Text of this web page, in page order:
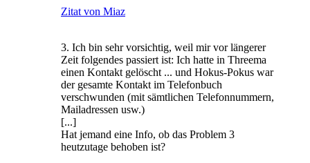
Zitat von Miaz
3. Ich bin sehr vorsichtig, weil mir vor längerer
Zeit folgendes passiert ist: Ich hatte in Threema
einen Kontakt gelöscht ... und Hokus-Pokus war
der gesamte Kontakt im Telefonbuch
verschwunden (mit sämtlichen Telefonnummern,
Mailadressen usw.)
[...]
Hat jemand eine Info, ob das Problem 3
heutzutage behoben ist?